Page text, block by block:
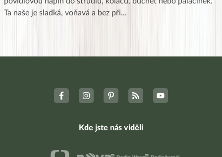
Ta naše je sladká, voňavá a bez při...
Kde jste nás viděli